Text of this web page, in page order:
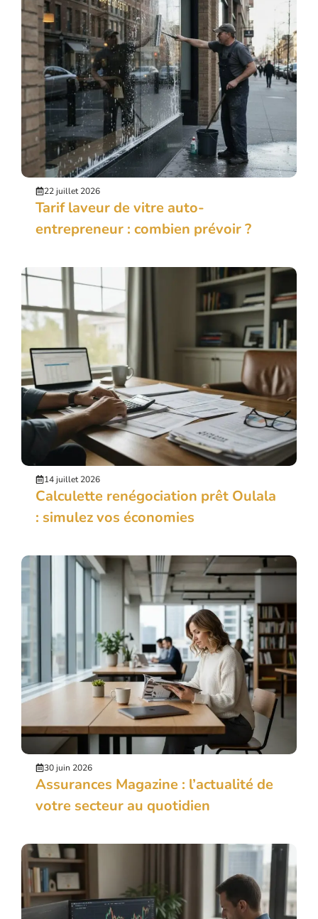
22 juillet 2026
Tarif laveur de vitre auto-
entrepreneur : combien prévoir ?
14 juillet 2026
Calculette renégociation prêt Oulala
: simulez vos économies
30 juin 2026
Assurances Magazine : l’actualité de
votre secteur au quotidien